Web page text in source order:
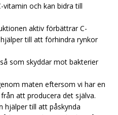
och kan bidra till
aktiv förbättrar C-
till att förhindra rynkor
som skyddar mot bakterier
maten eftersom vi har en
att producera det själva.
hjälper till att påskynda